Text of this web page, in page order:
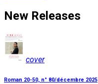
New Releases
cover
Roman 20-50, n° 80/décembre 2025